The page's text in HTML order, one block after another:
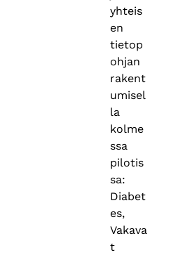
yhteis
en
tietop
ohjan
rakent
umisel
la
kolme
ssa
pilotis
sa:
Diabet
es,
Vakava
t